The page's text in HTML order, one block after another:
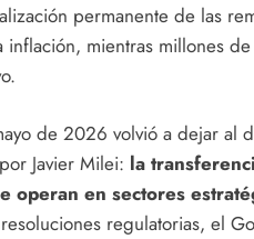
permanente de las
inflación, mientras millones
de 2026 volvió a dejar al
Javier Milei: la
operan en sectores
regulatorias, el